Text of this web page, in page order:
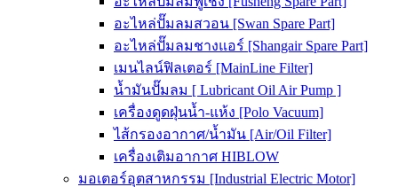
อะไหล่ปั๊มลมสวอน [Swan Spare Part]
อะไหล่ปั๊มลมชางแอร์ [Shangair Spare Part]
เมนไลน์ฟิลเตอร์ [MainLine Filter]
น้ำมันปั๊มลม [ Lubricant Oil Air Pump ]
เครื่องดูดฝุ่นน้ำ-แห้ง [Polo Vacuum]
ไส้กรองอากาศ/น้ำมัน [Air/Oil Filter]
เครื่องเติมอากาศ HIBLOW
มอเตอร์อุตสาหกรรม [Industrial Electric Motor]